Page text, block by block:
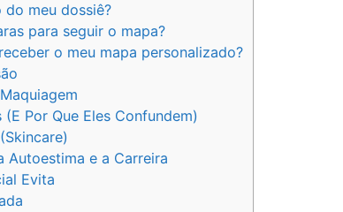
do meu dossiê?
para seguir o mapa?
o meu mapa personalizado?
Por Que Eles Confundem)
Autoestima e a Carreira
Evita